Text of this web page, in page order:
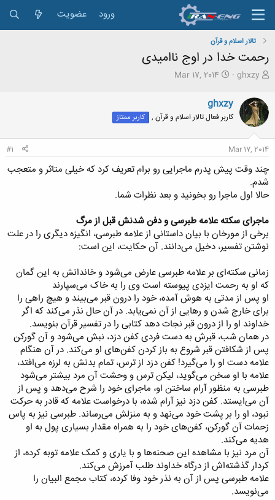
ورود عضویت
تالار اسلام و قرآن
رحمت خدا در اوج ناامیدی
ش
و
ع
ک
ن
ن
د
م
و
ض
ع
ghxzy
ت
ی
خ
ر
Mar 17, 2014
ghxzy
کاربر فعال تالار اسلام و قرآن , کاربر ممتاز
Mar 17, 2014
#1
چند وقت پیش پدرم ماجرایی رو برام تعریف کرد که خیلی متاثر و متعجب
شدم.
حالا اول ماجرا رو بخونید و بعد نظرات شما.
ماجرای سکته علامه طبرسی و دفن شدنش قبل از مرگ
برخی از مورخان با بیان داستانی از علامه طبرسی، انگیزه دیگری را در علت
نوشتن تفسیر، دخیل می‌‌دانند. آن حکایت، این است:
زمانی سکته‌‌‌‌‌ای بر علامه طبرسی عارض می‌‌‌‌شود و خاندانش به این گمان
که او به رحمت ایزدی پیوسته است وی را به خاک می‌‌‌‌‌سپارند
او پس از مدتی به هوش آمده، خود را درون قبر می‌‌‌بیند و هیچ راهی را
برای خارج شدن و رهایی از آن نمی‌‌یابد. در آن حال نذر می‌‌‌کند که اگر
خداوند او را از درون قبر نجات دهد کتابی را در تفسیر قرآن بنویسد.
در همان شب، قبرش به دست فردی کفن دزد، نبش می‌‌‌شود و آن گورکن
پس از شکافتن قبر شروع به باز کردن کفن‌های او می‌‌‌کند. در آن هنگام
علامه دست او را می‌‌‌گیرد! کفن دزد از ترس، تمام بدنش به لرزه می‌‌‌افتد،
علامه با او سخن می‌‌‌گوید، لیکن ترس و وحشت آن مرد بیشتر می‌‌‌شود
طبرسی به منظور آرام ساختن او، ماجرای خود را شرح می‌‌‌دهد و پس از
آن می‌‌‌ایستد. کفن دزد نیز آرام شده، با درخواست علامه که قادر به حرکت
نبود، او را بر پشت خود می‌‌‌نهد و به منزلش می‌‌‌رساند. طبرسی نیز به پاس
زحمات آن گورکن، کفن‌‌های خود را به همراه مقدار بسیاری پول به او
هدیه می‌‌‌کند.
آن مرد نیز با مشاهده این صحنه‌‌‌ها و با یاری و کمک علامه توبه کرده، از
کردار گذشته‌‌‌اش از درگاه خداوند طلب آمرزش می‌‌‌کند.
علامه طبرسی پس از آن به نذر خود وفا کرده، کتاب مجمع البیان را
می‌‌‌نویسد.